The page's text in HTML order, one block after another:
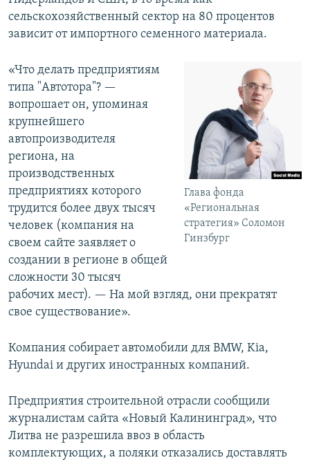
сельскохозяйственный сектор на 80 процентов
зависит от импортного семенного материала.
Глава фонда
«Региональная
стратегия» Соломон
Гинзбург
«Что делать предприятиям
типа "Автотора"? —
вопрошает он, упоминая
крупнейшего
автопроизводителя
региона, на
производственных
предприятиях которого
трудится более двух тысяч
человек (компания на
своем сайте заявляет о
создании в регионе в общей
сложности 30 тысяч
рабочих мест). — На мой взгляд, они прекратят
свое существование».
Компания собирает автомобили для BMW, Kia,
Hyundai и других иностранных компаний.
Предприятия строительной отрасли сообщили
журналистам сайта «Новый Калининград», что
Литва не разрешила ввоз в область
комплектующих, а поляки отказались доставлять